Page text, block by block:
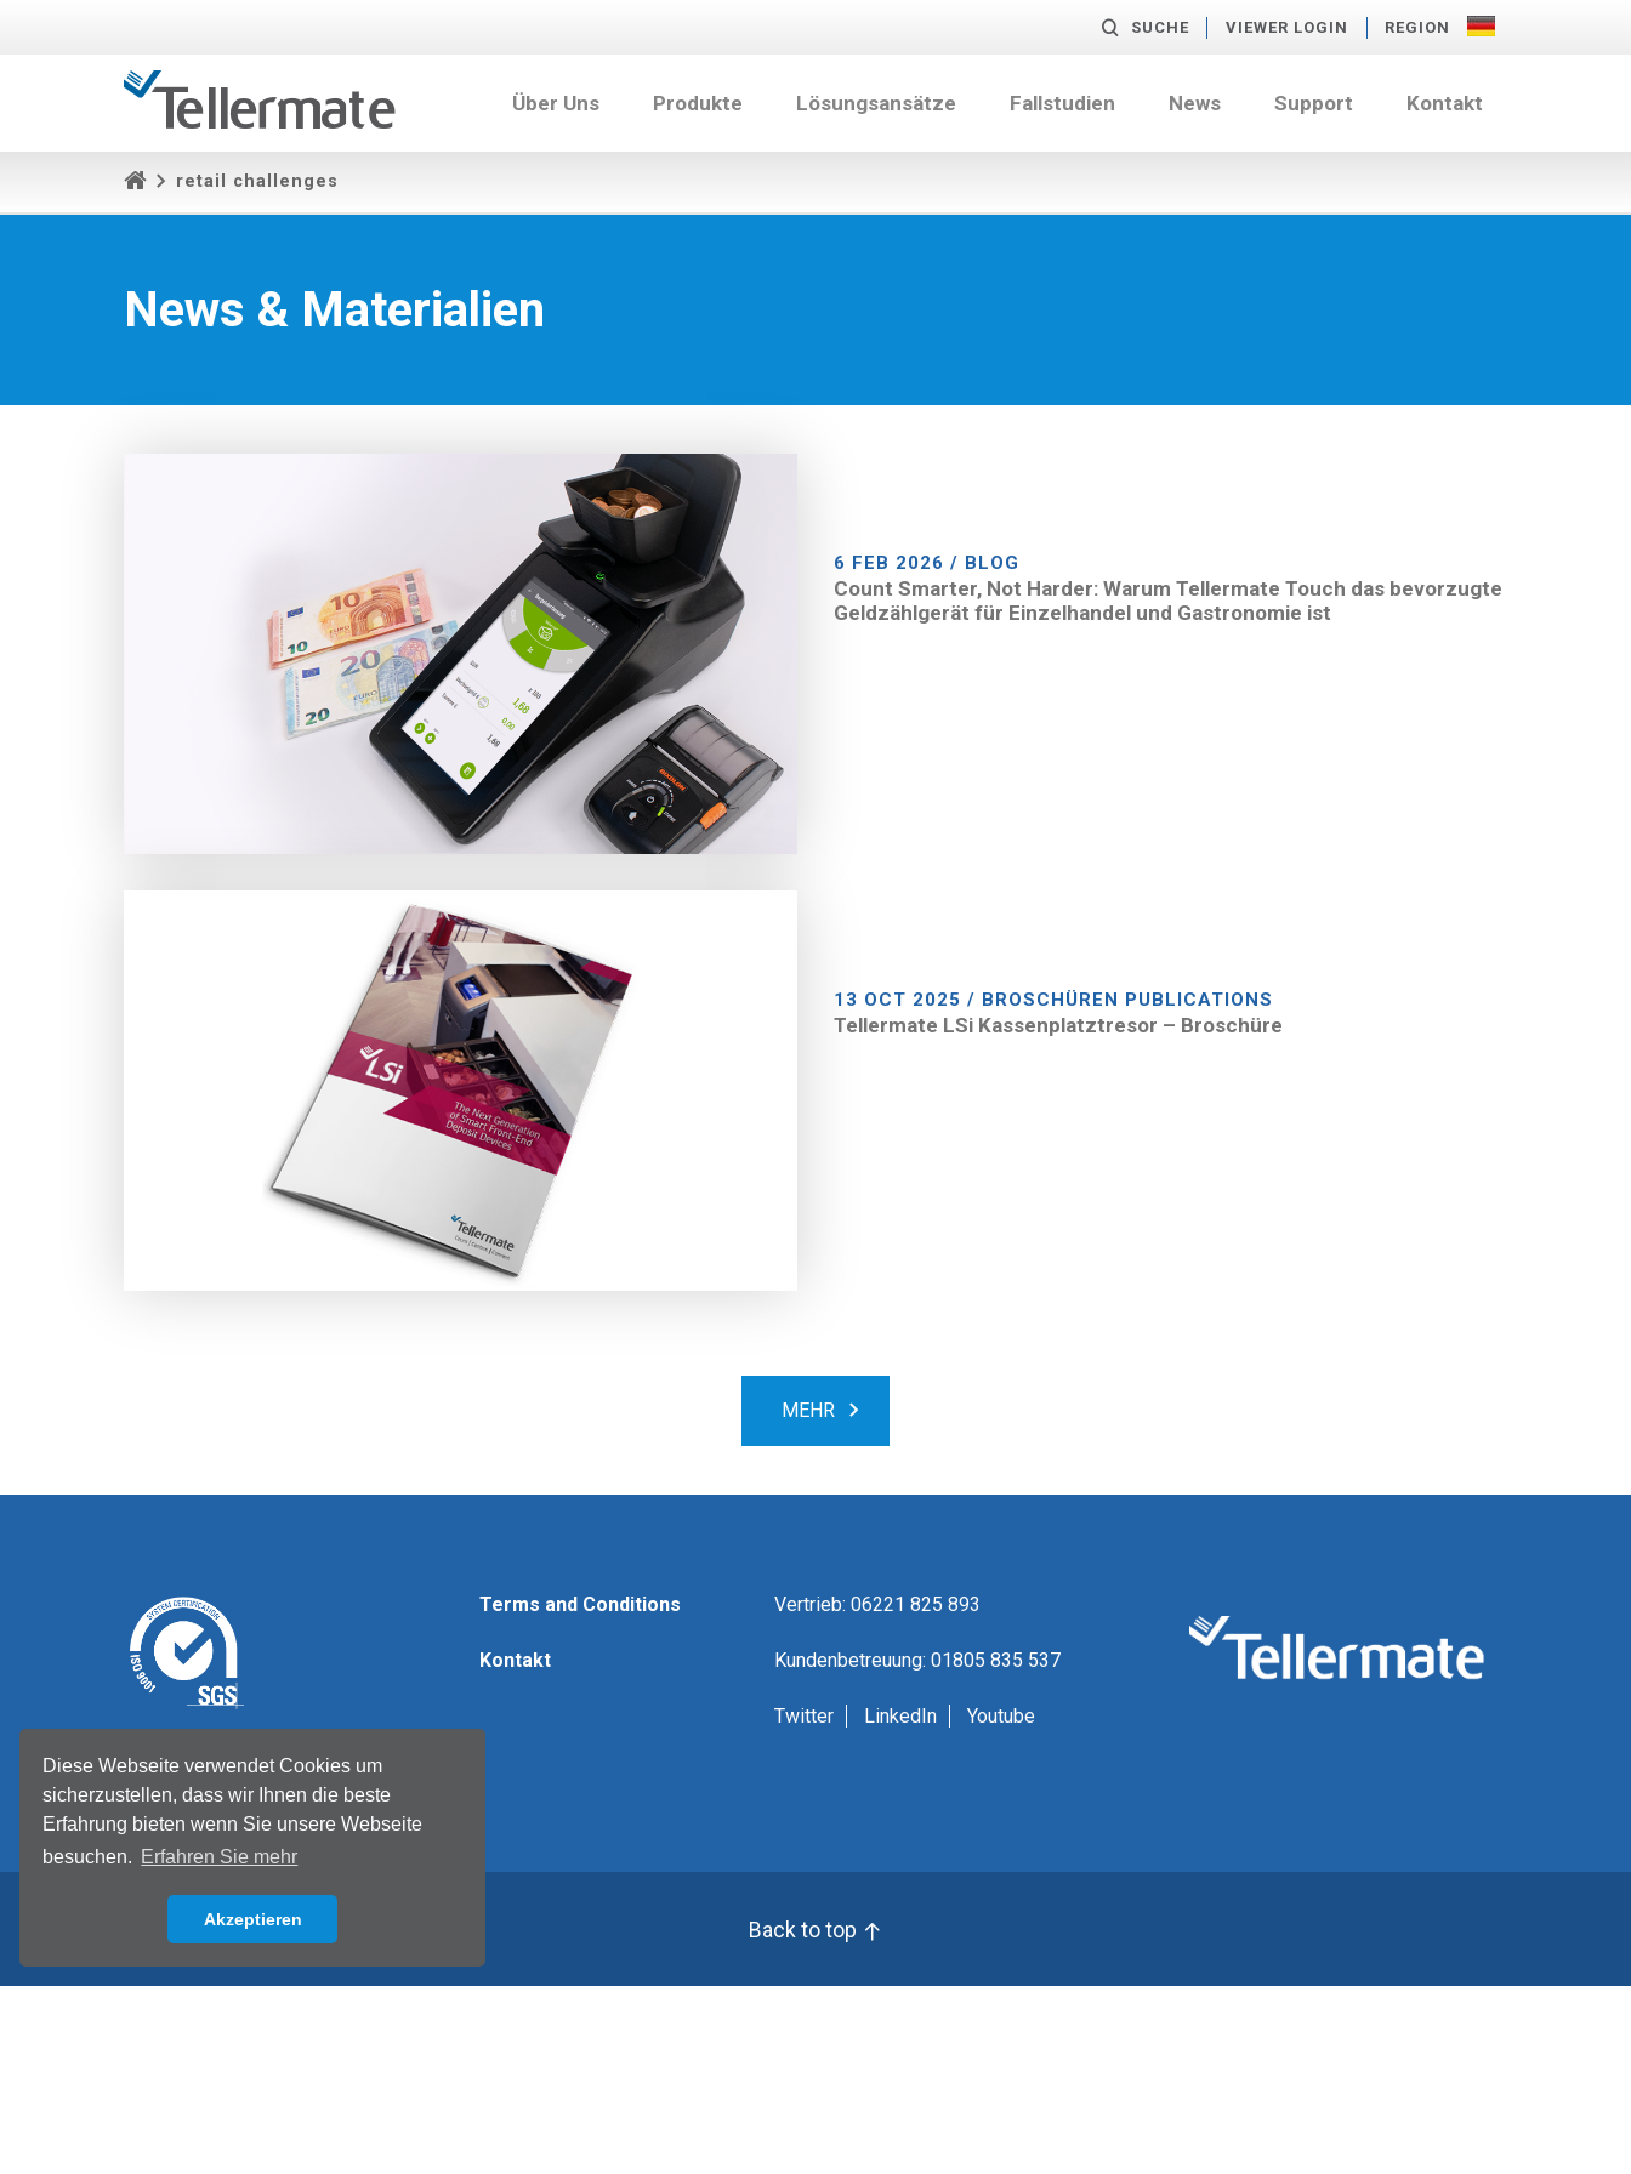
Diese Webseite verwendet Cookies um
sicherzustellen, dass wir Ihnen die beste
Erfahrung bieten wenn Sie unsere Webseite
besuchen. Erfahren Sie mehr
Akzeptieren
SUCHE VIEWER LOGIN REGION
Über Uns Produkte Lösungsansätze Fallstudien News Support Kontakt
retail challenges
News & Materialien
6 FEB 2026 / BLOG
Count Smarter, Not Harder: Warum Tellermate Touch das bevorzugte
Geldzählgerät für Einzelhandel und Gastronomie ist
13 OCT 2025 / BROSCHÜREN PUBLICATIONS
Tellermate LSi Kassenplatztresor – Broschüre
MEHR
© Tellermate 2026
Terms and Conditions
Kontakt
Vertrieb: 06221 825 893
Kundenbetreuung: 01805 835 537
Twitter LinkedIn Youtube
Back to top